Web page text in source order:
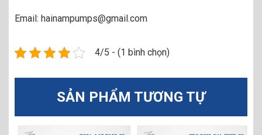
Email: hainampumps@gmail.com
4/5 - (1 bình chọn)
SẢN PHẨM TƯƠNG TỰ